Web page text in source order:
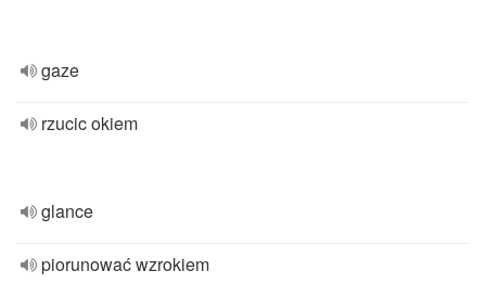
gaze
rzucic okiem
glance
piorunować wzrokiem